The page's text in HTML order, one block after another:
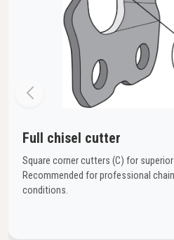
Full chisel cutter
Square corner cutters (C) for
Recommended for professional
conditions.